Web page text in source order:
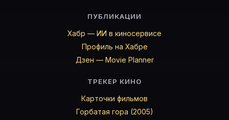
ПУБЛИКАЦИИ
Хабр — ИИ в киносервисе
Профиль на Хабре
Дзен — Movie Planner
ТРЕКЕР КИНО
Карточки фильмов
Горбатая гора (2005)